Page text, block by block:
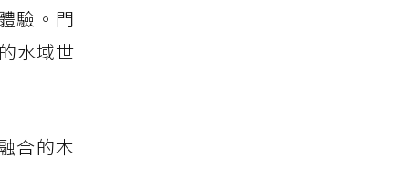
驗。門
水域世
合的木